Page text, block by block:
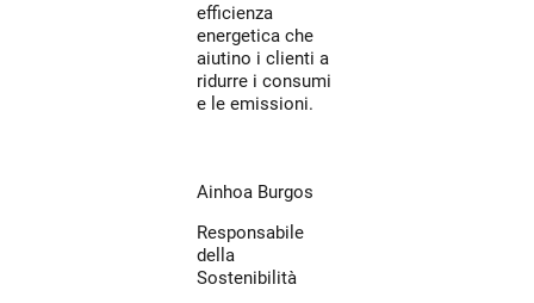
efficienza
energetica che
aiutino i clienti a
ridurre i consumi
e le emissioni.
Ainhoa Burgos
Responsabile
della
Sostenibilità